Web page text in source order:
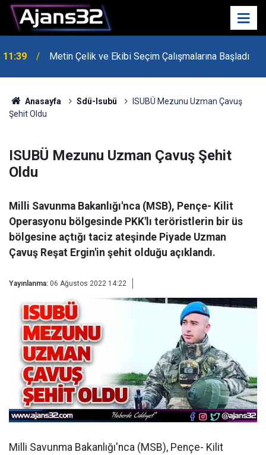
10:15 Hafta Sonu Havalar Nasıl Olacak?
Anasayfa Sdü-Isubü
ISUBÜ Mezunu Uzman Çavuş
Şehit Oldu
ISUBÜ Mezunu Uzman Çavuş Şehit
Oldu
Milli Savunma Bakanlığı'nca (MSB), Pençe- Kilit
Operasyonu bölgesinde PKK'lı teröristlerin bir üs
bölgesine açtığı taciz ateşinde Piyade Uzman
Çavuş Reşat Ergin'in şehit olduğu açıklandı.
Yayınlanma: 06 Ağustos 2022 14:22
Milli Savunma Bakanlığı'nca (MSB), Pençe- Kilit